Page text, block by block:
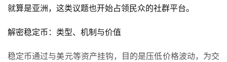
就算是亚洲，这类议题也开始占领民众的社群平台。
解密稳定币：类型、机制与价值
稳定币通过与美元等资产挂钩，目的是压低价格波动，为交